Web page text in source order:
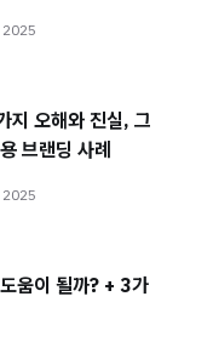
2025
지 오해와 진실, 그
브랜딩 사례
2025
움이 될까? + 3가